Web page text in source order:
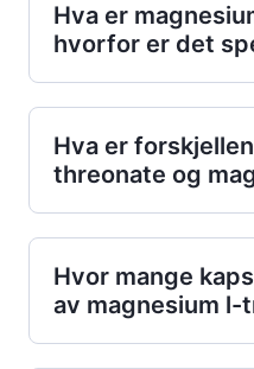
Hva er
hvorfor er det
Hva er
threonate og
Hvor mange
av magnesium l-